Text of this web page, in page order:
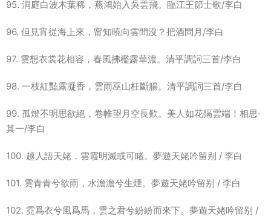
95. 洞庭白波木葉稀，燕鴻始入吳雲飛。臨江王節士歌/李白
96. 但見宵從海上來，甯知曉向雲間沒？把酒問月/李白
97. 雲想衣裳花相容，春風拂檻露華濃。清平調詞三首/李白
98. 一枝紅豔露凝香，雲雨巫山枉斷腸。清平調詞三首/李白
99. 孤燈不明思欲絕，卷帷望月空長歎。美人如花隔雲端！相思·
其一/李白
100. 越人語天姥，雲霞明滅或可睹。夢遊天姥吟留别 / 李白
101. 雲青青兮欲雨，水澹澹兮生煙。夢遊天姥吟留别 / 李白
102. 霓爲衣兮風爲馬，雲之君兮紛紛而來下。夢遊天姥吟留别 /